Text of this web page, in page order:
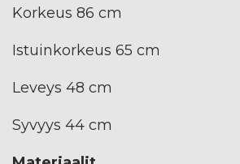
Korkeus 86 cm
Istuinkorkeus 65 cm
Leveys 48 cm
Syvyys 44 cm